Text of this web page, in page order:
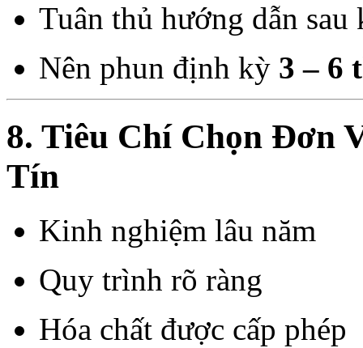
Tuân thủ hướng dẫn sau
Nên phun định kỳ 3 – 6
8. Tiêu Chí Chọn Đơn
Tín
Kinh nghiệm lâu năm
Quy trình rõ ràng
Hóa chất được cấp phép